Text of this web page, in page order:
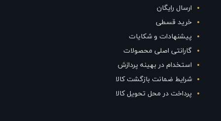
ارسال رایگان
خرید قسطی
پیشنهادات و شکایات
گارانتی اصلی محصولات
استخدام در بهینه پردازش
شرایط ضمانت بازگشت کالا
پرداخت در محل تحویل کالا